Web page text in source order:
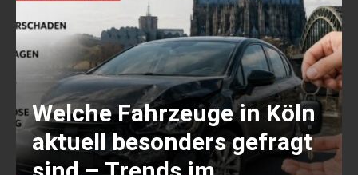
Welche Fahrzeuge in Köln
aktuell besonders gefragt